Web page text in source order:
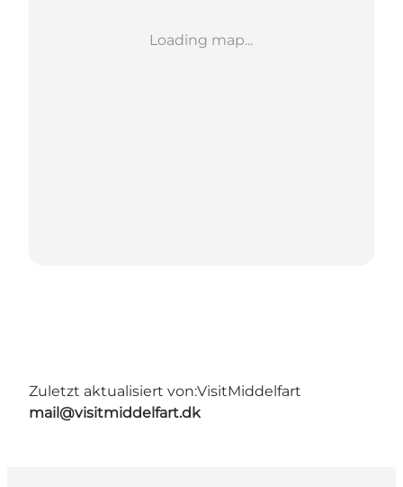
Loading map...
Zuletzt aktualisiert von:VisitMiddelfart
mail@visitmiddelfart.dk